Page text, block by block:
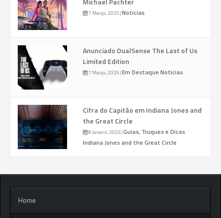
7 Março, 2025|Noticias
Anunciado DualSense The Last of Us
Limited Edition
7 Março, 2025|Em Destaque Noticias
Cifra do Capitão em Indiana Jones and
the Great Circle
8 Janeiro, 2025|Guias, Truques e Dicas
Indiana Jones and the Great Circle
Home